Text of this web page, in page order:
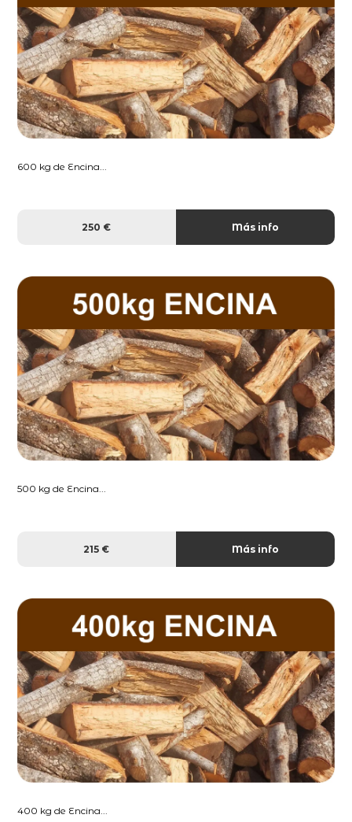
600 kg de Encina...
250 € Más info
500 kg de Encina...
215 € Más info
400 kg de Encina...